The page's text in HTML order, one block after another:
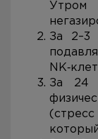
За 2–3
За 24